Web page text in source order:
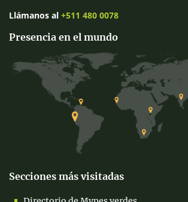
Llámanos al +511 480 0078
Presencia en el mundo
Secciones más visitadas